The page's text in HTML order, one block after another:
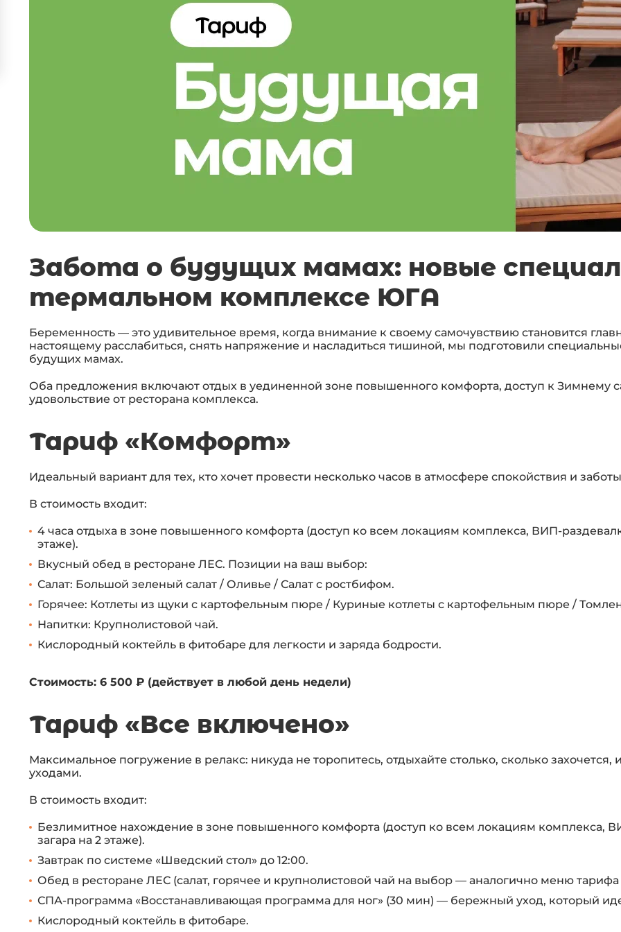
Забота о будущих мамах: новые
термальном комплексе ЮГА
Беременность — это удивительное время, когда внимание к своему самочувствию становится
настоящему расслабиться, снять напряжение и насладиться тишиной, мы подготовили
будущих мамах.
Оба предложения включают отдых в уединенной зоне повышенного комфорта, доступ к Зимнему
удовольствие от ресторана комплекса.
Тариф «Комфорт»
Идеальный вариант для тех, кто хочет провести несколько часов в атмосфере спокойствия и
В стоимость входит:
4 часа отдыха в зоне повышенного комфорта (доступ ко всем локациям комплекса, ВИП-
этаже).
Вкусный обед в ресторане ЛЕС. Позиции на ваш выбор:
Салат: Большой зеленый салат / Оливье / Салат с ростбифом.
Горячее: Котлеты из щуки с картофельным пюре / Куриные котлеты с картофельным пюре /
Напитки: Крупнолистовой чай.
Кислородный коктейль в фитобаре для легкости и заряда бодрости.
Стоимость: 6 500 ₽ (действует в любой день недели)
Тариф «Все включено»
Максимальное погружение в релакс: никуда не торопитесь, отдыхайте столько, сколько
уходами.
В стоимость входит:
Безлимитное нахождение в зоне повышенного комфорта (доступ ко всем локациям комплекса,
загара на 2 этаже).
Завтрак по системе «Шведский стол» до 12:00.
Обед в ресторане ЛЕС (салат, горячее и крупнолистовой чай на выбор — аналогично меню
СПА-программа «Восстанавливающая программа для ног» (30 мин) — бережный уход, который
Кислородный коктейль в фитобаре.